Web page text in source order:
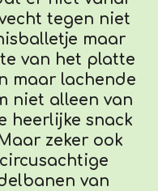
tegen niet
maar
van het platte
maar lachende
niet alleen van
heerlijke snack
zeker ook
van